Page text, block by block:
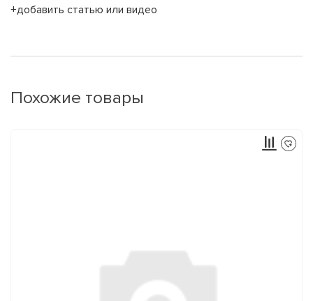
+добавить статью или видео
Похожие товары